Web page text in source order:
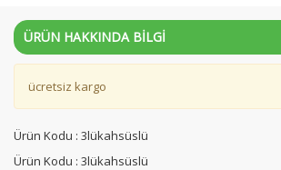
ÜRÜN HAKKINDA BİLGİ
ücretsiz kargo
Ürün Kodu : 3lükahsüslü
Ürün Kodu : 3lükahsüslü